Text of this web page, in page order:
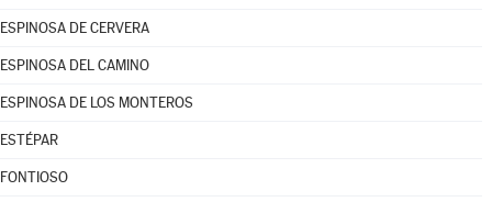
ESPINOSA DE CERVERA
ESPINOSA DEL CAMINO
ESPINOSA DE LOS MONTEROS
ESTÉPAR
FONTIOSO